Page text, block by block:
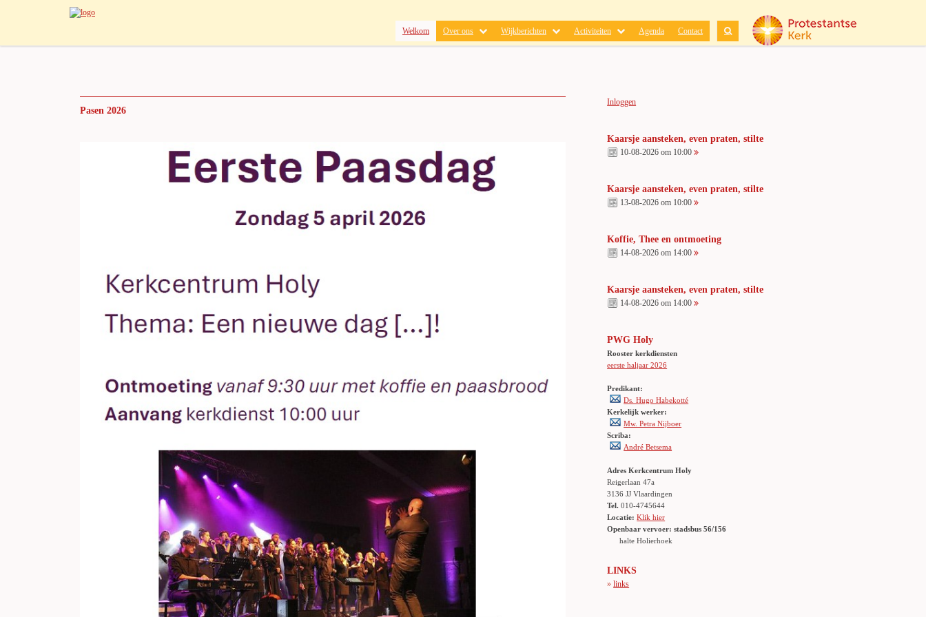
Welkom Over ons Wijkberichten Activiteiten Agenda Contact
Pasen 2026
Inloggen
Kaarsje aansteken, even praten, stilte
10-08-2026 om 10:00
Kaarsje aansteken, even praten, stilte
13-08-2026 om 10:00
Koffie, Thee en ontmoeting
14-08-2026 om 14:00
Kaarsje aansteken, even praten, stilte
14-08-2026 om 14:00
PWG Holy
Rooster kerkdiensten
eerste haljaar 2026
Predikant:
Ds. Hugo Habekotté
Kerkelijk werker:
Mw. Petra Nijboer
Scriba:
André Betsema
Adres Kerkcentrum Holy
Reigerlaan 47a
3136 JJ Vlaardingen
Tel. 010-4745644
Locatie: Klik hier
Openbaar vervoer: stadsbus 56/156
halte Holierhoek
LINKS
»links